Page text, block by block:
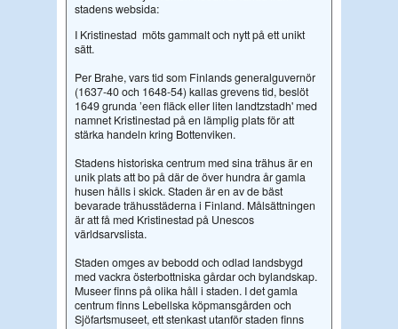
stadens websida:
I Kristinestad möts gammalt och nytt på ett unikt
sätt.
Per Brahe, vars tid som Finlands generalguvernör
(1637-40 och 1648-54) kallas grevens tid, beslöt
1649 grunda ’een fläck eller liten landtzstadh' med
namnet Kristinestad på en lämplig plats för att
stärka handeln kring Bottenviken.
Stadens historiska centrum med sina trähus är en
unik plats att bo på där de över hundra år gamla
husen hålls i skick.Staden är en av de bäst
bevarade trähusstäderna i Finland. Målsättningen
är att få med Kristinestad på Unescos
världsarvslista.
Staden omges av bebodd och odlad landsbygd
med vackra österbottniska gårdar och bylandskap.
Museer finns på olika håll i staden. I det gamla
centrum finns Lebellska köpmansgården och
Sjöfartsmuseet, ett stenkast utanför staden finns